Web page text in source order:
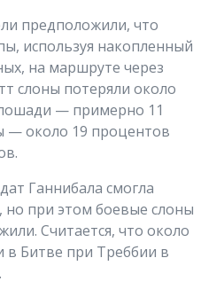
предположили, что
используя накопленный
на маршруте через
слоны потеряли около
— примерно 11
— около 19 процентов
Ганнибала смогла
но при этом боевые слоны
Считается, что около
в Битве при Треббии в